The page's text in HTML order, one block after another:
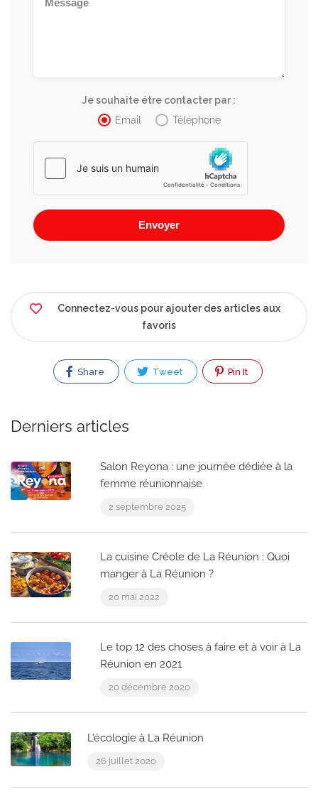
Je souhaite étre contacter par :
Email
Téléphone
Connectez-vous pour ajouter des articles aux
favoris
Share Tweet Pin It
Derniers articles
Salon Reyona : une journée dédiée à la
femme réunionnaise
2 septembre 2025
La cuisine Créole de La Réunion : Quoi
manger à La Réunion ?
20 mai 2022
Le top 12 des choses à faire et à voir à La
Réunion en 2021
20 décembre 2020
L’écologie à La Réunion
26 juillet 2020